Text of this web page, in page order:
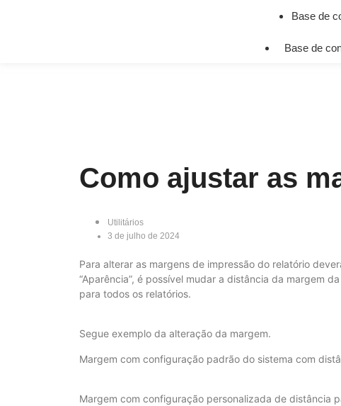
Base de
Base de
Como ajustar as
Utilitários
3 de julho de 2024
Para alterar as margens de impressão do relatório
“Aparência”, é possível mudar a distância da margem
para todos os relatórios.
Segue exemplo da alteração da margem.
Margem com configuração padrão do sistema com
Margem com configuração personalizada de distância